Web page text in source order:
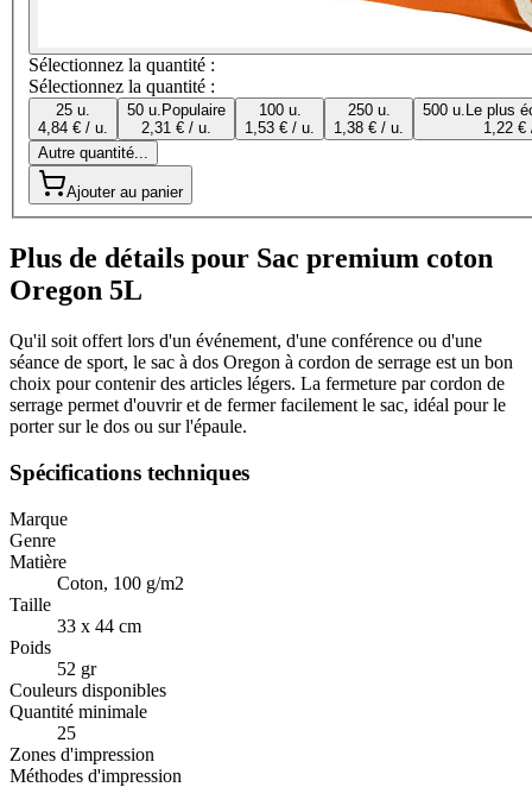
Sélectionnez la quantité :
Sélectionnez la quantité :
25 u.
4,84 € / u.
50 u. Populaire
2,31 € / u.
100 u.
1,53 € / u.
250 u.
1,38 € / u.
500 u. Le plus
1,22 €
Autre quantité...
Ajouter au panier
Plus de détails pour Sac premium coton
Oregon 5L
Qu'il soit offert lors d'un événement, d'une conférence ou d'une
séance de sport, le sac à dos Oregon à cordon de serrage est un bon
choix pour contenir des articles légers. La fermeture par cordon de
serrage permet d'ouvrir et de fermer facilement le sac, idéal pour le
porter sur le dos ou sur l'épaule.
Spécifications techniques
Marque
Genre
Matière
Coton, 100 g/m2
Taille
33 x 44 cm
Poids
52 gr
Couleurs disponibles
Quantité minimale
25
Zones d'impression
Méthodes d'impression